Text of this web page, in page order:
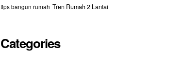
tips bangun rumah Tren Rumah 2 Lantai
Categories